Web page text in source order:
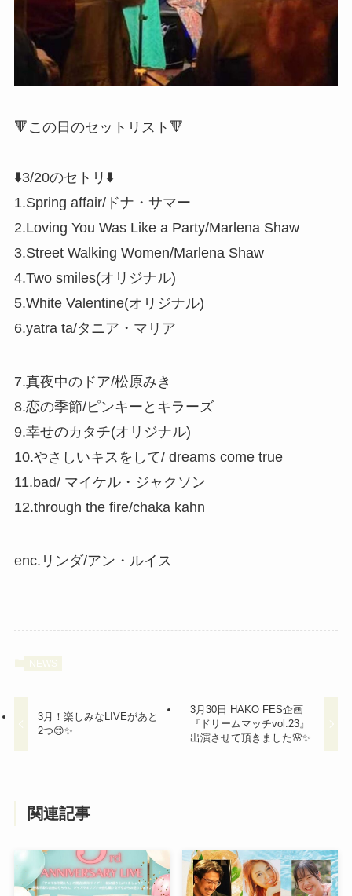
🔻この日のセットリスト🔻
⬇️3/20のセトリ⬇️
1.Spring affair/ドナ・サマー
2.Loving You Was Like a Party/Marlena Shaw
3.Street Walking Women/Marlena Shaw
4.Two smiles(オリジナル)
5.White Valentine(オリジナル)
6.yatra ta/タニア・マリア
7.真夜中のドア/松原みき
8.恋の季節/ピンキーとキラーズ
9.幸せのカタチ(オリジナル)
10.やさしいキスをして/ dreams come true
11.bad/ マイケル・ジャクソン
12.through the fire/chaka kahn
enc.リンダ/アン・ルイス
NEWS
3月！楽しみなLIVEがあと
2つ😌✨
3月30日 HAKO FES企画
『ドリームマッチvol.23』
出演させて頂きました🌸✨
関連記事